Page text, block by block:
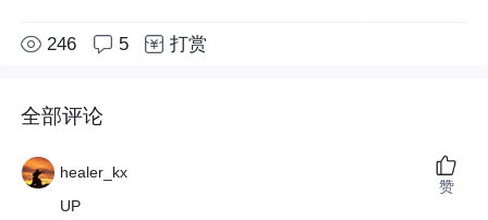
246 5 打赏
全部评论
healer_kx
UP
赞